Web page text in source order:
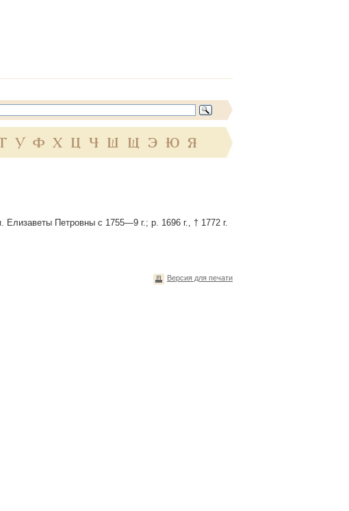
У Ф Х Ц Ч Ш Щ Э Ю Я
Петровны с 1755—9 г.; р. 1696 г., † 1772 г.
Версия для печати